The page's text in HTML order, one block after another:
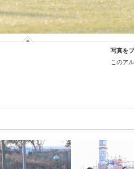
写真を
このア